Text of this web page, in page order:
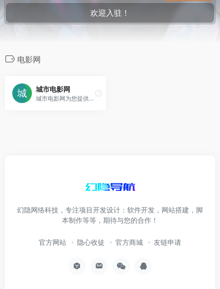
欢迎入驻！
电影网
城市电影网
城市电影网为您提供最新电影信息，电影的介绍，幕后花絮，详细资料，演员阵容，电影海报壁纸等，以及全国300个城市的电影上映时间电影排片表，并提供低至2折起的电影票
幻隐网络科技，专注项目开发设计：软件开发，网站搭建，脚
本制作等等，期待与您的合作！
官方网站 隐心收徒 官方商城 友链申请